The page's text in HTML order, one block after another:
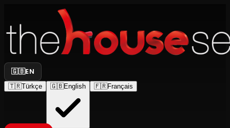
🇬🇧EN
🇹🇷Türkçe 🇬🇧English 🇫🇷Français